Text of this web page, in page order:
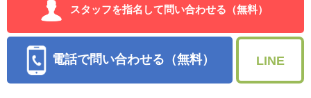
スタッフを指名して問い合わせる（無料）
電話で問い合わせる（無料） LINE